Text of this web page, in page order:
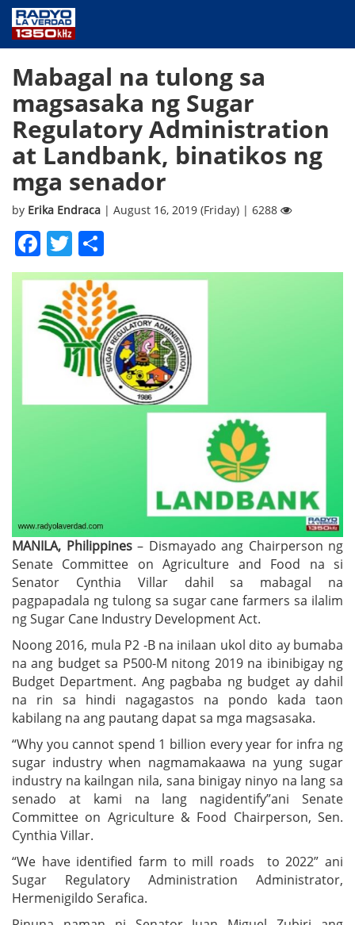
PUBLIC SERVICE
ANNOUNCEMENTS
PROGRAMS
ABOUT
CONTACT US
Mabagal na tulong sa
magsasaka ng Sugar
Regulatory Administration
at Landbank, binatikos ng
mga senador
by Erika Endraca | August 16, 2019 (Friday) | 6288
Facebook
Twitter
MANILA, Philippines– Dismayado ang Chairperson ng
Senate Committee on Agriculture and Food na si
Senator Cynthia Villar dahil sa mabagal na
pagpapadala ng tulong sa sugar cane farmers sa ilalim
ng Sugar Cane Industry Development Act.
Noong 2016, mula P2 -B na inilaan ukol dito ay bumaba
na ang budget sa P500-M nitong 2019 na ibinibigay ng
Budget Department. Ang pagbaba ng budget ay dahil
na rin sa hindi nagagastos na pondo kada taon
kabilang na ang pautang dapat sa mga magsasaka.
“Why you cannot spend 1 billion every year for infra ng
sugar industry when nagmamakaawa na yung sugar
industry na kailngan nila, sana binigay ninyo na lang sa
senado at kami na lang nagidentify”ani Senate
Committee on Agriculture & Food Chairperson, Sen.
Cynthia Villar.
“We have identified farm to mill roads to 2022” ani
Sugar Regulatory Administration Administrator,
Hermenigildo Serafica.